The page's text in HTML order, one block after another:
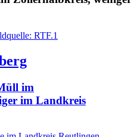
im
im Landkreis